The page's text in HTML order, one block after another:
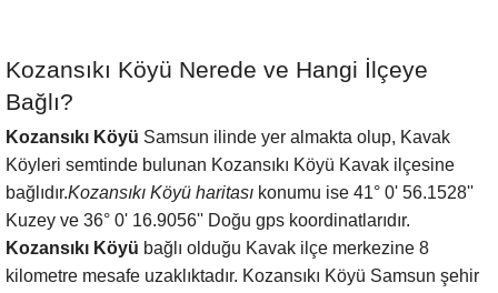
Kozansıkı Köyü Nerede ve Hangi İlçeye
Bağlı?
Kozansıkı Köyü Samsun ilinde yer almakta olup, Kavak
Köyleri semtinde bulunan Kozansıkı Köyü Kavak ilçesine
bağlıdır.Kozansıkı Köyü haritası konumu ise 41° 0' 56.1528''
Kuzey ve 36° 0' 16.9056'' Doğu gps koordinatlarıdır.
Kozansıkı Köyü bağlı olduğu Kavak ilçe merkezine 8
kilometre mesafe uzaklıktadır. Kozansıkı Köyü Samsun şehir